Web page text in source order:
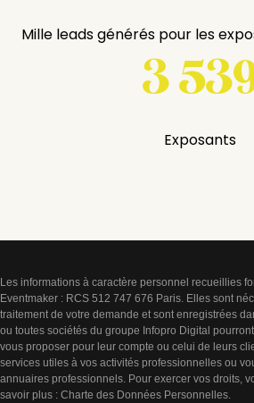
Mille leads générés pour les
3
Exposants
Les informations à caractère personnel recueillies
Eventmaker : RCS 512 747 676 Paris. Elles sont
traitement de votre demande et sont enregistrées
ou toutes sociétés du groupe Infopro Digital
vous proposer pour leur compte ou celui de leurs
services utiles à vos activités professionnelles ou
annuaires professionnels. Pour exercer vos droits,
savoir plus : Charte des Données Personnelles.